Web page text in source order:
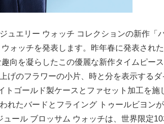
ュエリー ウォッチ コレクションの新作「
ォッチを発表します。昨年春に発表され
向を凝らしたこの優麗な新作タイムピー
げのフラワーの小片、時と分を表示する
トゴールド製ケースとファセット加工を施
れたバードとフライング トゥールビヨン
ール ブロッサム ウォッチは、世界限定10